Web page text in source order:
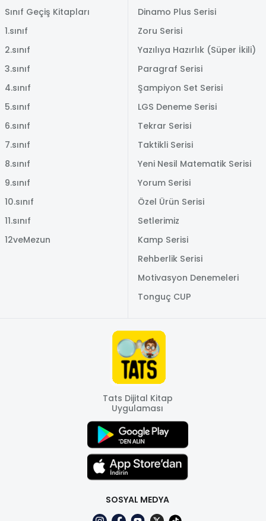
Sınıf Geçiş Kitapları
1.sınıf
2.sınıf
3.sınıf
4.sınıf
5.sınıf
6.sınıf
7.sınıf
8.sınıf
9.sınıf
10.sınıf
11.sınıf
12veMezun
Dinamo Plus Serisi
Zoru Serisi
Yazılıya Hazırlık (Süper İkili)
Paragraf Serisi
Şampiyon Set Serisi
LGS Deneme Serisi
Tekrar Serisi
Taktikli Serisi
Yeni Nesil Matematik Serisi
Yorum Serisi
Özel Ürün Serisi
Setlerimiz
Kamp Serisi
Rehberlik Serisi
Motivasyon Denemeleri
Tonguç CUP
Tats Dijital Kitap
Uygulaması
SOSYAL MEDYA